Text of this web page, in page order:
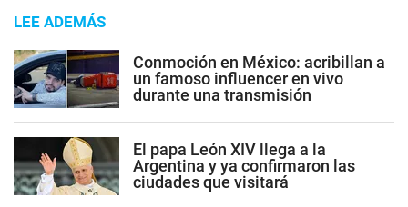
LEE ADEMÁS
Conmoción en México: acribillan a
un famoso influencer en vivo
durante una transmisión
El papa León XIV llega a la
Argentina y ya confirmaron las
ciudades que visitará